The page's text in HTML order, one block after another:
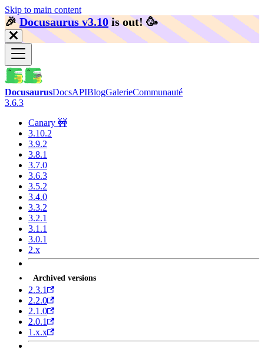
Skip to main content
🎉️Docusaurus v3.10 is out! 🥳️
DocusaurusDocsAPIBlogGalerieCommunauté
3.6.3
Canary 🚧
3.10.2
3.9.2
3.8.1
3.7.0
3.6.3
3.5.2
3.4.0
3.3.2
3.2.1
3.1.1
3.0.1
2.x
Archived versions
2.3.1
2.2.0
2.1.0
2.0.1
1.x.x